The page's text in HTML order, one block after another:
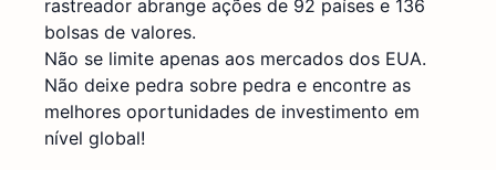
rastreador abrange ações de 92 países e 136
bolsas de valores.
Não se limite apenas aos mercados dos EUA.
Não deixe pedra sobre pedra e encontre as
melhores oportunidades de investimento em
nível global!